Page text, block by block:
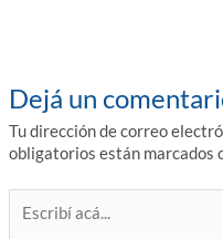
Dejá un
Tu dirección de correo
obligatorios están marcados
acá...